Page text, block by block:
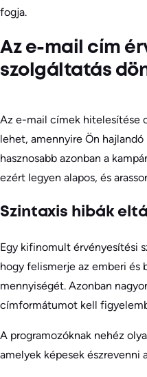
fogja.
Az e-mail cím
szolgáltatás
Az e-mail címek hitelesítése
lehet, amennyire Ön
hasznosabb azonban a
ezért legyen alapos, és
Szintaxis hibák
Egy kifinomult érvényesítési
hogy felismerje az emberi és
mennyiségét. Azonban
címformátumot kell
A programozóknak nehéz
amelyek képesek észrevenni